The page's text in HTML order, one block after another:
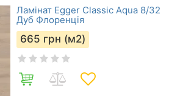
Ламінат Egger Classic Aqua 8/32
Дуб Флоренція
665 грн (м2)